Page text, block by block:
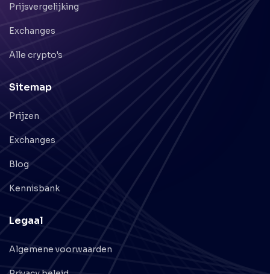
Prijsvergelijking
Exchanges
Alle crypto's
Sitemap
Prijzen
Exchanges
Blog
Kennisbank
Legaal
Algemene voorwaarden